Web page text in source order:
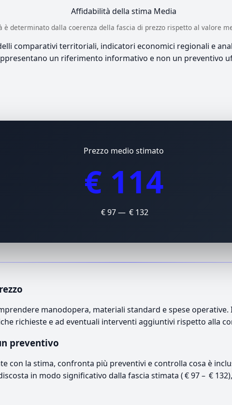
Affidabilità della stima Media
determinato dalla coerenza della fascia di prezzo rispetto al valore
comparativi territoriali, indicatori economici regionali e
un riferimento informativo e non un preventivo
Prezzo medio stimato
€ 114
€ 97 — € 132
manodopera, materiali standard e spese
richieste e ad eventuali interventi aggiuntivi rispetto alla
preventivo
con la stima, confronta più preventivi e controlla cosa è
in modo significativo dalla fascia stimata ( € 97 – €